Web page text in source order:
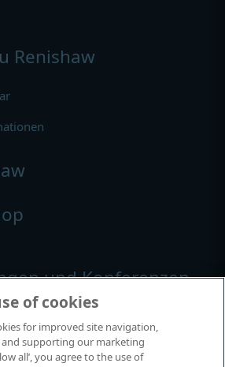
Renishaw
und Konferenzen
of cookies
for improved site navigation,
and supporting our marketing
all’, you agree to the use of